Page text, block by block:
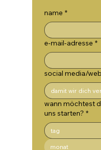
name *
e-mail-adresse *
social media/
wann möchtest
uns starten? *